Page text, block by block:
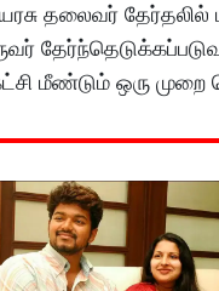
தலைவர் தேர்தலில்
ஒரு முறை